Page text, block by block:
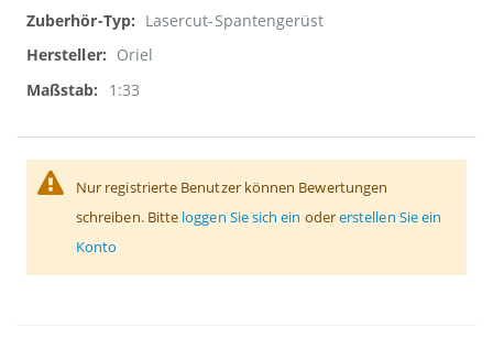
Informationen
Lasercut-Spantengerüst
Oriel
1:33
Nur registrierte Benutzer können Bewertungen
schreiben. Bitte loggen Sie sich ein odererstellen Sie ein
Konto